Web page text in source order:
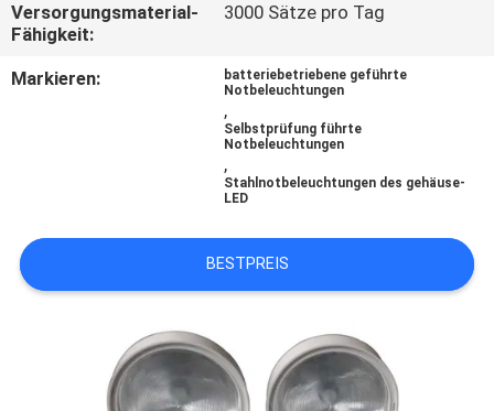
VERBINDUNG
SITEMAP
Versorgungsmaterial-
Fähigkeit:
3000 Sätze pro Tag
Markieren:
batteriebetriebene geführte
Notbeleuchtungen
,
Selbstprüfung führte
Notbeleuchtungen
,
Stahlnotbeleuchtungen des gehäuse-
LED
BESTPREIS